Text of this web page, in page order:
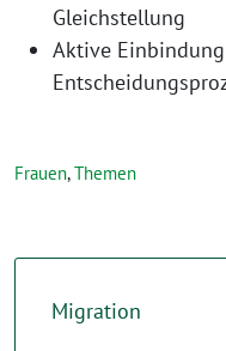
Gleichstellung
Aktive
Frauen,Themen
Migration